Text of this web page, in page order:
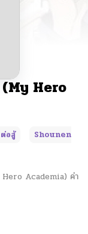
Hero
อสู้
Shounen
Academia) ค่า